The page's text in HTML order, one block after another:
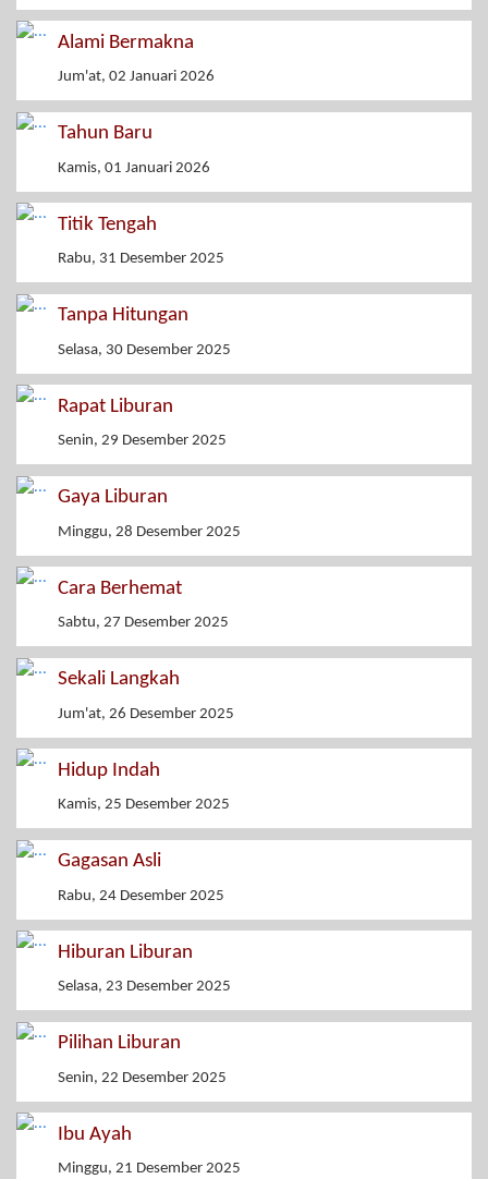
Alami Bermakna
Jum'at, 02 Januari 2026
Tahun Baru
Kamis, 01 Januari 2026
Titik Tengah
Rabu, 31 Desember 2025
Tanpa Hitungan
Selasa, 30 Desember 2025
Rapat Liburan
Senin, 29 Desember 2025
Gaya Liburan
Minggu, 28 Desember 2025
Cara Berhemat
Sabtu, 27 Desember 2025
Sekali Langkah
Jum'at, 26 Desember 2025
Hidup Indah
Kamis, 25 Desember 2025
Gagasan Asli
Rabu, 24 Desember 2025
Hiburan Liburan
Selasa, 23 Desember 2025
Pilihan Liburan
Senin, 22 Desember 2025
Ibu Ayah
Minggu, 21 Desember 2025